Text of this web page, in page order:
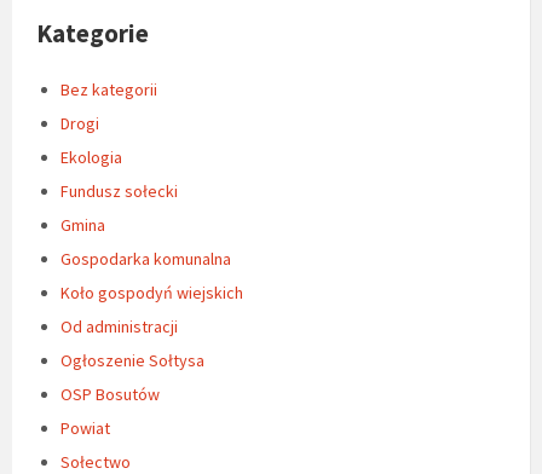
Kategorie
Bez kategorii
Drogi
Ekologia
Fundusz sołecki
Gmina
Gospodarka komunalna
Koło gospodyń wiejskich
Od administracji
Ogłoszenie Sołtysa
OSP Bosutów
Powiat
Sołectwo